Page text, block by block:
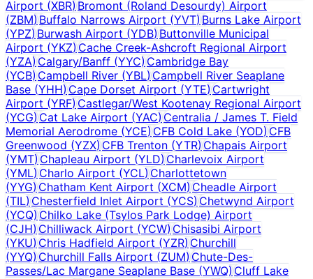
Airport (XBR)Bromont (Roland Desourdy) Airport
(ZBM)Buffalo Narrows Airport (YVT) Burns Lake Airport
(YPZ)Burwash Airport (YDB) Buttonville Municipal
Airport (YKZ)Cache Creek-Ashcroft Regional Airport
(YZA)Calgary/Banff (YYC) Cambridge Bay
(YCB)Campbell River (YBL) Campbell River Seaplane
Base (YHH)Cape Dorset Airport (YTE) Cartwright
Airport (YRF) Castlegar/West Kootenay Regional Airport
(YCG)Cat Lake Airport (YAC) Centralia / James T. Field
Memorial Aerodrome (YCE)CFB Cold Lake (YOD) CFB
Greenwood (YZX)CFB Trenton (YTR) Chapais Airport
(YMT)Chapleau Airport (YLD) Charlevoix Airport
(YML)Charlo Airport (YCL) Charlottetown
(YYG)Chatham Kent Airport (XCM) Cheadle Airport
(TIL)Chesterfield Inlet Airport (YCS) Chetwynd Airport
(YCQ)Chilko Lake (Tsylos Park Lodge) Airport
(CJH)Chilliwack Airport (YCW) Chisasibi Airport
(YKU)Chris Hadfield Airport (YZR) Churchill
(YYQ)Churchill Falls Airport (ZUM)Chute-Des-
Passes/Lac Margane Seaplane Base (YWQ)Cluff Lake